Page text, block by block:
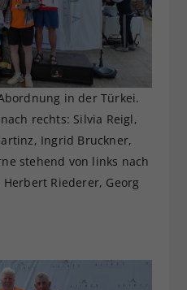
in der Türkei.
rechts: Silvia Reigl,
Ingrid Bruckner,
stehend von links nach
Riederer, Georg